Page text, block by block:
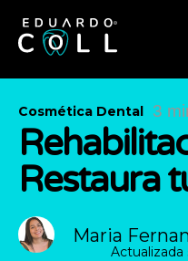
Cosmética Dental 3
Restaura
Maria
Actualizada